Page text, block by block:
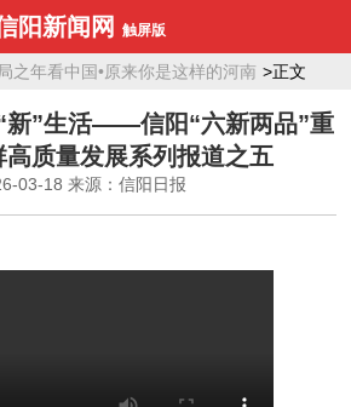
阳新闻网 触屏版
之年看中国•原来你是这样的河南 >正文
新”生活——信阳“六新两品”重
高质量发展系列报道之五
03-18 来源：信阳日报